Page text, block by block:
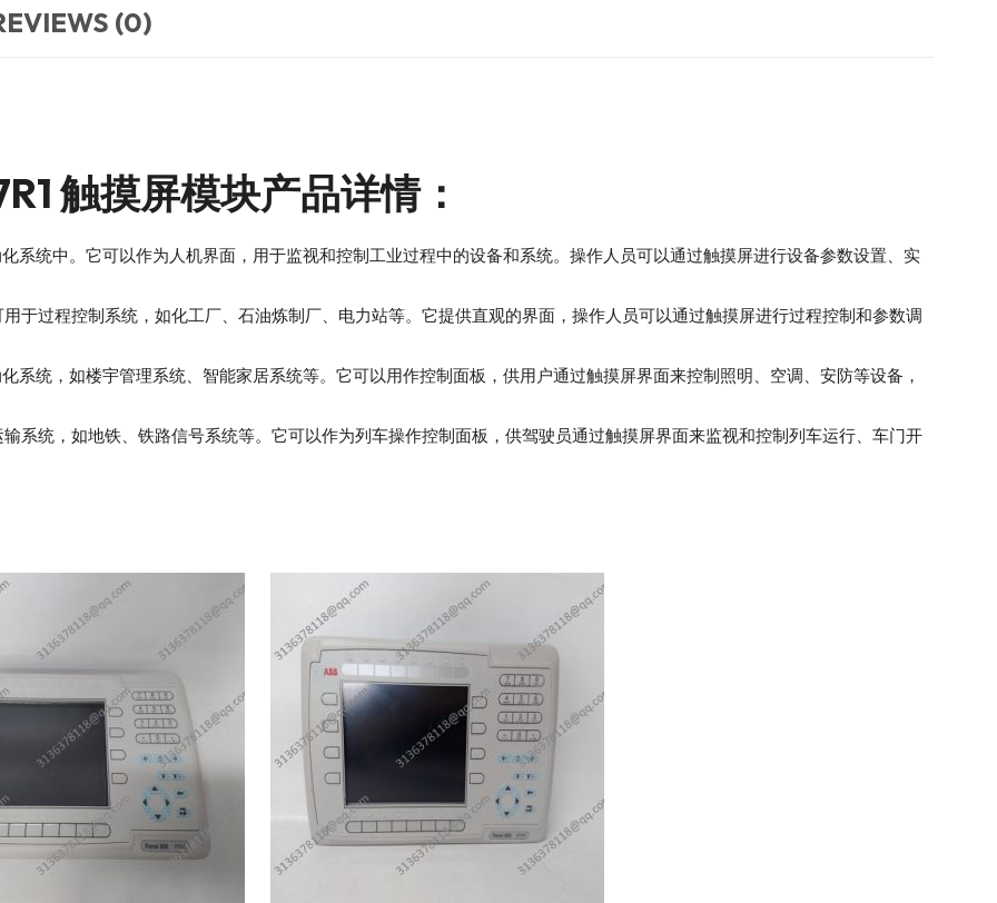
(0)
触摸屏模块产品详情：
系统中。它可以作为人机界面，用于监视和控制工业过程中的设备和系统。操作人员可以通过触摸屏进行设备参数设置、实
于过程控制系统，如化工厂、石油炼制厂、电力站等。它提供直观的界面，操作人员可以通过触摸屏进行过程控制和参数调
系统，如楼宇管理系统、智能家居系统等。它可以用作控制面板，供用户通过触摸屏界面来控制照明、空调、安防等设备，
系统，如地铁、铁路信号系统等。它可以作为列车操作控制面板，供驾驶员通过触摸屏界面来监视和控制列车运行、车门开